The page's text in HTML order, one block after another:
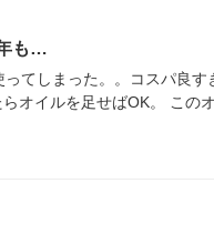
も…
てしまった。。コスパ良
オイルを足せばOK。 この